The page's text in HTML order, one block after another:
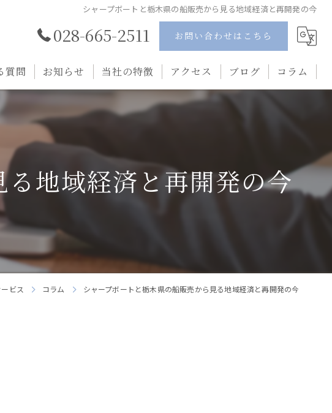
シャープボートと栃木県の船販売から見る地域経済と再開発の今
028-665-2511 お問い合わせはこちら
質問 お知らせ 当社の特徴
ポンツーンボート
中古
アクセス ブログ コラム
地域経済と再開発の今
ビス コラム シャープボートと栃木県の船販売から見る地域経済と再開発の今